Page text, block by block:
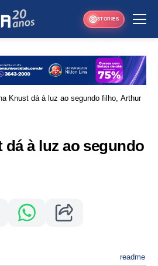
STORIES
Knust dá à luz ao segundo filho, Arthur
à luz ao segundo
readme